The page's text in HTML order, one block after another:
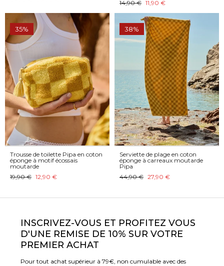
14,90 € 11,90 €
35%
Trousse de toilette Pipa en coton
éponge à motif écossais
moutarde
19,90 € 12,90 €
38%
Serviette de plage en coton
éponge à carreaux moutarde
Pipa
44,90 € 27,90 €
INSCRIVEZ-VOUS ET PROFITEZ VOUS
D'UNE REMISE DE 10% SUR VOTRE
PREMIER ACHAT
Pour tout achat supérieur à 79€, non cumulable avec des